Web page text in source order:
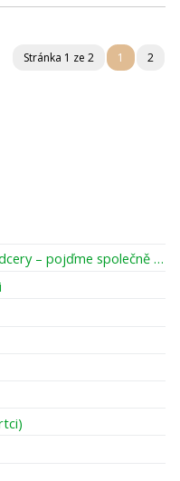
Stránka 1 ze 2 1 2
2026-04-25 Víkend pro maminky a dcery – pojďme společně tvořit, smát se, darovat si čas